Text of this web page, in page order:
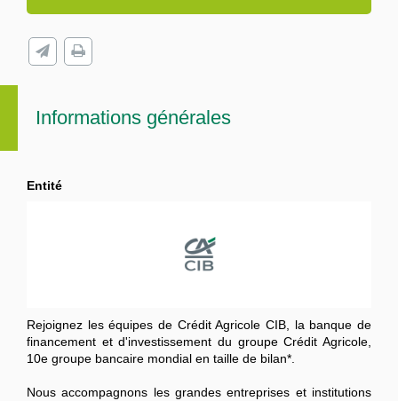
Informations générales
Entité
Rejoignez les équipes de Crédit Agricole CIB, la banque de
financement et d'investissement du groupe Crédit Agricole,
10e groupe bancaire mondial en taille de bilan*.
Nous accompagnons les grandes entreprises et institutions